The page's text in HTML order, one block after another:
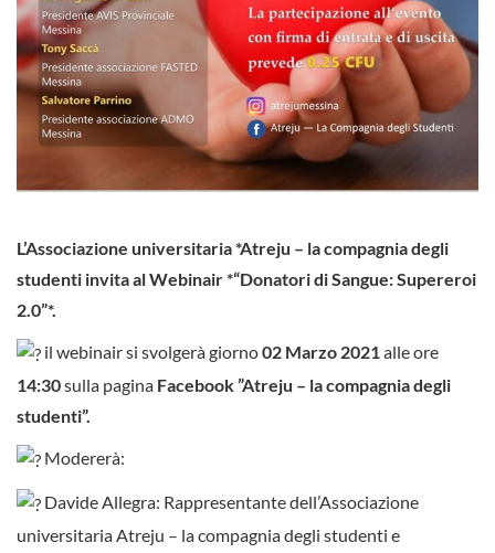
L’Associazione universitaria *Atreju – la compagnia degli
studenti invita al Webinair *“Donatori di Sangue: Supereroi
2.0”*.
il webinair si svolgerà giorno02 Marzo 2021alle ore
14:30sulla pagina Facebook ”Atreju – la compagnia degli
studenti”.
Modererà:
Davide Allegra: Rappresentante dell’Associazione
universitaria Atreju – la compagnia degli studenti e